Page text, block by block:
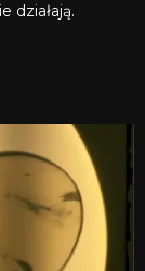
działają.